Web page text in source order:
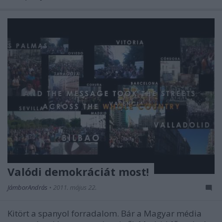
Valódi demokráciát most!
JámborAndrás • 2011. május 22.
Kitört a spanyol forradalom. Bár a Magyar média